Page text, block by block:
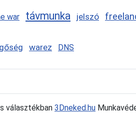
war távmunka jelszó
warez DNS
választékban 3Dneked.hu